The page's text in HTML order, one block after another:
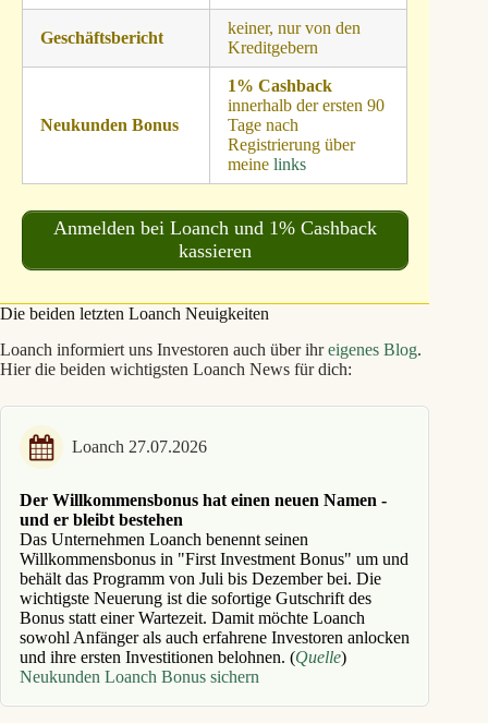
Geschäftsbericht
keiner, nur von den
Kreditgebern
Neukunden Bonus
1% Cashback
innerhalb der ersten 90
Tage nach
Registrierung über
meine links
Anmelden bei Loanch und 1% Cashback
kassieren
Die beiden letzten Loanch Neuigkeiten
Loanch informiert uns Investoren auch über ihreigenes Blog.
Hier die beiden wichtigsten Loanch News für dich:
Loanch 27.07.2026
Der Willkommensbonus hat einen neuen Namen -
und er bleibt bestehen
Das Unternehmen Loanch benennt seinen
Willkommensbonus in "First Investment Bonus" um und
behält das Programm von Juli bis Dezember bei. Die
wichtigste Neuerung ist die sofortige Gutschrift des
Bonus statt einer Wartezeit. Damit möchte Loanch
sowohl Anfänger als auch erfahrene Investoren anlocken
und ihre ersten Investitionen belohnen. (Quelle)
Neukunden Loanch Bonus sichern